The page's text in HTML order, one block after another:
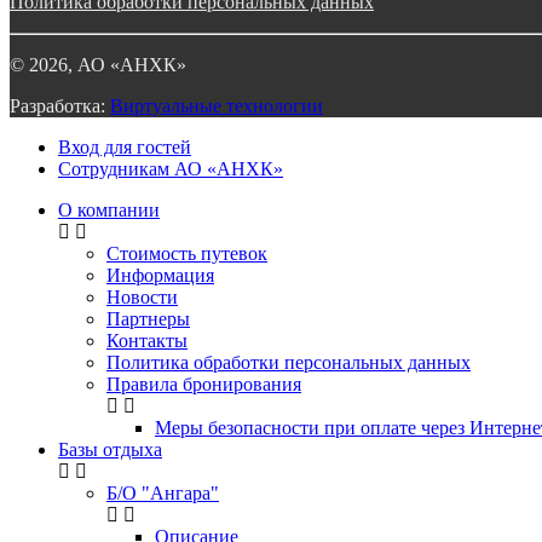
© 2026, АО «АНХК»
Разработка: Виртуальные технологии
Вход для гостей
Сотрудникам АО «АНХК»
О компании
Стоимость путевок
Информация
Новости
Партнеры
Контакты
Политика обработки персональных данных
Правила бронирования
Меры безопасности при оплате через
Базы отдыха
Б/О "Ангара"
Описание